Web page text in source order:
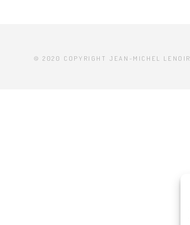
© 2020 COPYRIGHT JEAN-MICHEL LENOIR